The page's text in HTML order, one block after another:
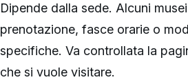
Dipende dalla sede. Alcuni
prenotazione, fasce orarie o
specifiche. Va controllata la
che si vuole visitare.